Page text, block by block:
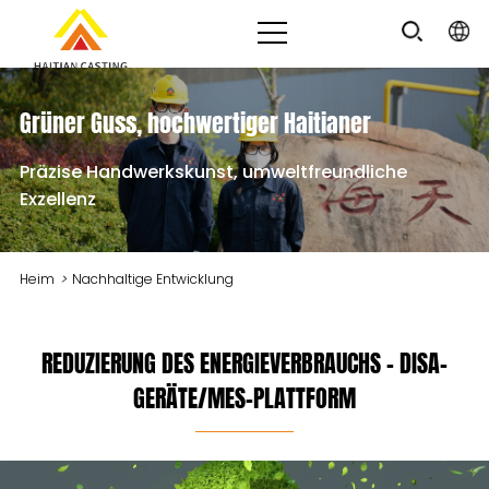
Grüner Guss, hochwertiger Haitianer
Präzise Handwerkskunst, umweltfreundliche
Exzellenz
Heim > Nachhaltige Entwicklung
REDUZIERUNG DES ENERGIEVERBRAUCHS – DISA-
GERÄTE/MES-PLATTFORM